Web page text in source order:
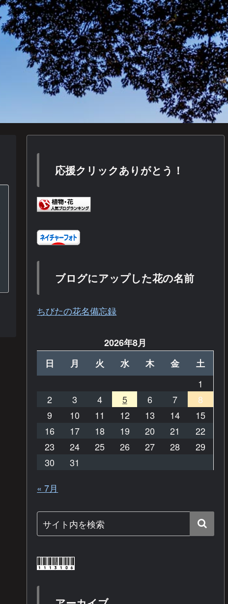
応援クリックありがとう！
ブログにアップした花の名前
ちびたの花名備忘録
2026年8月
日
月 火 水 木 金
土
1
2
3 4 5 6 7
8
9
10 11 12 13 14
15
16
17 18 19 20 21
22
23
24 25 26 27 28
29
30
31
« 7月